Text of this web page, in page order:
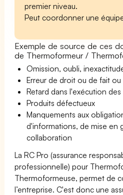
premier niveau.
Peut coordonner une
Exemple de source de ces
de Thermoformeur /
Omission, oubli,
Erreur de droit ou de fait
Retard dans l'exécution
Produits défectueux
Manquements aux
d'informations, de mise en
collaboration
La RC Pro (assurance
professionnelle) pour
Thermoformeuse, permet de
l’entreprise. C'est donc une